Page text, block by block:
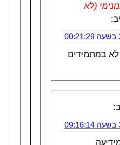
(לא
לא במתמידים